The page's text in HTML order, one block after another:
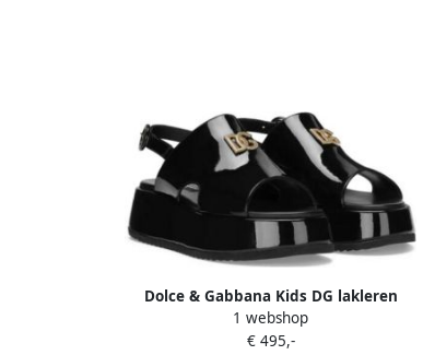
Dolce & Gabbana Kids DG lakleren
sandalen Zwart
1 webshop
€ 495,-